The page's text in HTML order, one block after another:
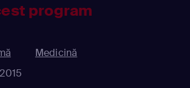
program
Medicină
2015